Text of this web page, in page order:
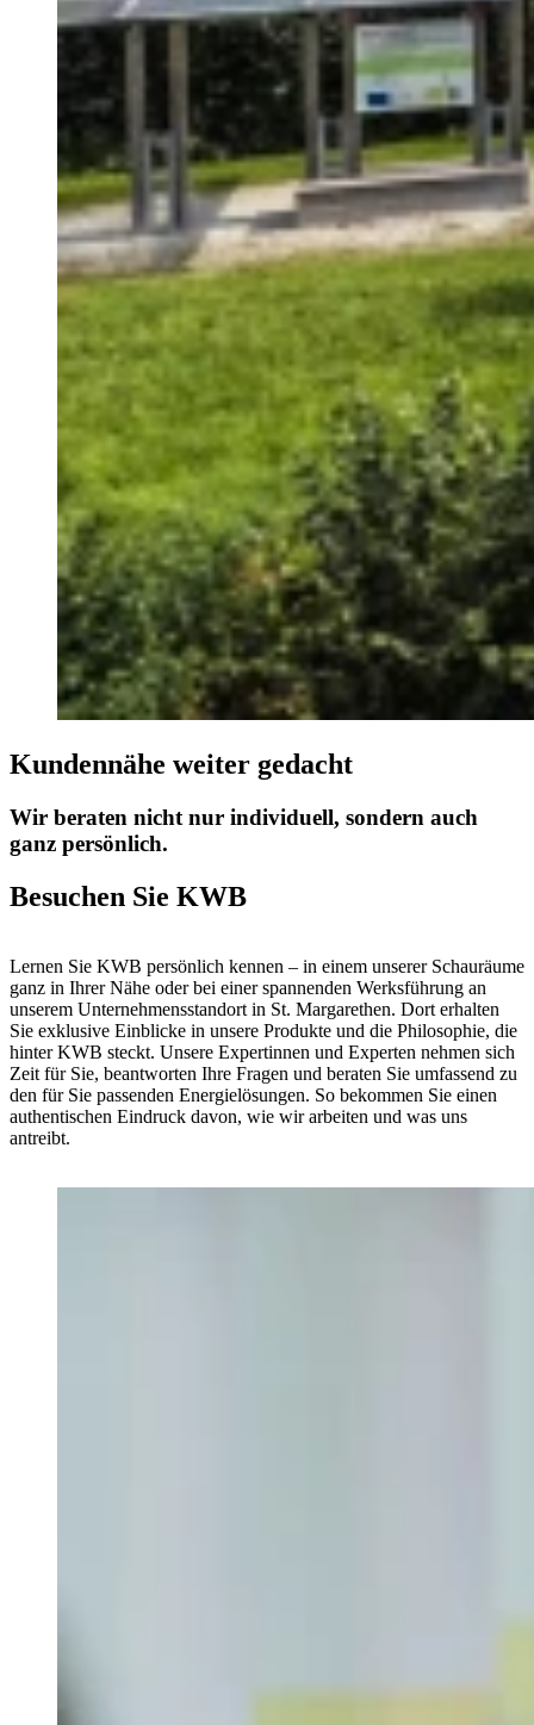
Kundennähe weiter gedacht
Wir beraten nicht nur individuell, sondern auch
ganz persönlich.
Besuchen Sie KWB
Lernen Sie KWB persönlich kennen – in einem unserer Schauräume
ganz in Ihrer Nähe oder bei einer spannenden Werksführung an
unserem Unternehmensstandort in St. Margarethen. Dort erhalten
Sie exklusive Einblicke in unsere Produkte und die Philosophie, die
hinter KWB steckt. Unsere Expertinnen und Experten nehmen sich
Zeit für Sie, beantworten Ihre Fragen und beraten Sie umfassend zu
den für Sie passenden Energielösungen. So bekommen Sie einen
authentischen Eindruck davon, wie wir arbeiten und was uns
antreibt.